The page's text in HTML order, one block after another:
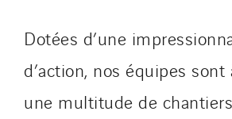
Dotées d’une
d’action, nos équipes
une multitude de